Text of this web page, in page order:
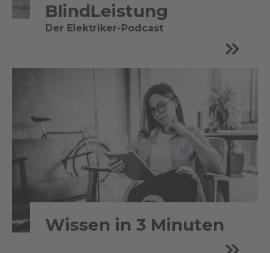
BlindLeistung
Der Elektriker-Podcast
Wissen in 3 Minuten